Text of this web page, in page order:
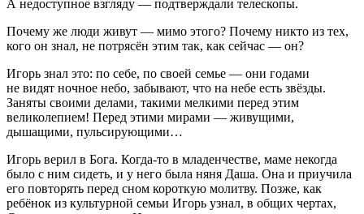
А недоступное взгляду — подтверждали телескопы.
Почему же люди живут — мимо этого? Почему никто из тех,
кого он знал, не потрясён этим так, как сейчас — он?
Игорь знал это: по себе, по своей семье — они годами
не видят ночное небо, забывают, что на небе есть звёзды.
Заняты своими делами, такими мелкими перед этим
великолепием! Перед этими мирами — живущими,
дышащими, пульсирующими…
Игорь верил в Бога. Когда-то в младенчестве, маме некогда
было с ним сидеть, и у него была няня Даша. Она и приучила
его повторять перед сном короткую молитву. Позже, как
ребёнок из культурной семьи Игорь узнал, в общих чертах,